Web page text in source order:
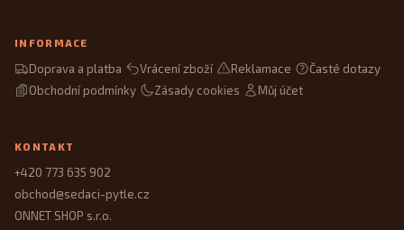
INFORMACE
Doprava a platba Vrácení zboží Reklamace
Časté dotazy
Obchodní podmínky
Zásady cookies Můj účet
KONTAKT
+420 773 635 902
obchod@sedaci-pytle.cz
ONNET SHOP s.r.o.